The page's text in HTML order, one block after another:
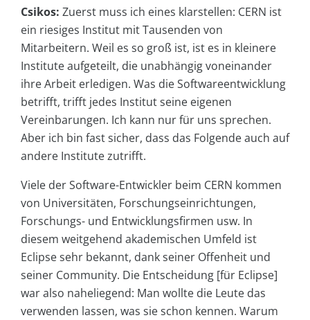
Csikos: Zuerst muss ich eines klarstellen: CERN ist
ein riesiges Institut mit Tausenden von
Mitarbeitern. Weil es so groß ist, ist es in kleinere
Institute aufgeteilt, die unabhängig voneinander
ihre Arbeit erledigen. Was die Softwareentwicklung
betrifft, trifft jedes Institut seine eigenen
Vereinbarungen. Ich kann nur für uns sprechen.
Aber ich bin fast sicher, dass das Folgende auch auf
andere Institute zutrifft.
Viele der Software-Entwickler beim CERN kommen
von Universitäten, Forschungseinrichtungen,
Forschungs- und Entwicklungsfirmen usw. In
diesem weitgehend akademischen Umfeld ist
Eclipse sehr bekannt, dank seiner Offenheit und
seiner Community. Die Entscheidung [für Eclipse]
war also naheliegend: Man wollte die Leute das
verwenden lassen, was sie schon kennen. Warum